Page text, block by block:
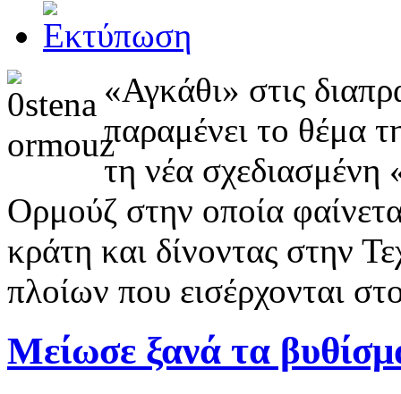
«Αγκάθι» στις
παραμένει το θέμα
τη νέα
Ορμούζ στην οποία
κράτη και δίνοντας στην
πλοίων που εισέρχονται
Μείωσε ξανά τα